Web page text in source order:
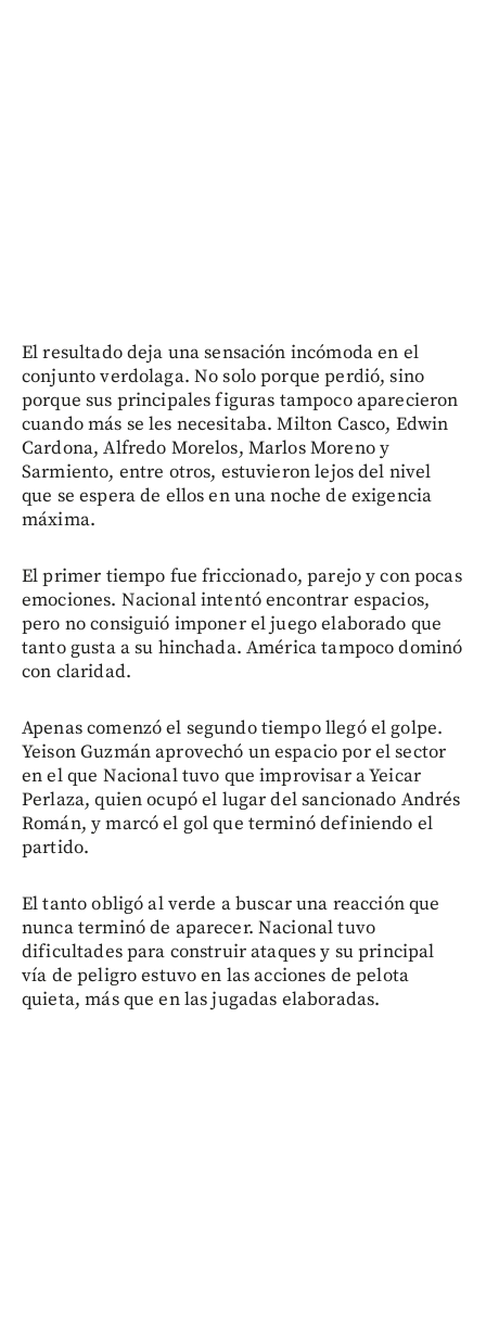
El resultado deja una sensación incómoda en el
conjunto verdolaga. No solo porque perdió, sino
porque sus principales figuras tampoco aparecieron
cuando más se les necesitaba. Milton Casco, Edwin
Cardona, Alfredo Morelos, Marlos Moreno y
Sarmiento, entre otros, estuvieron lejos del nivel
que se espera de ellos en una noche de exigencia
máxima.
El primer tiempo fue friccionado, parejo y con pocas
emociones. Nacional intentó encontrar espacios,
pero no consiguió imponer el juego elaborado que
tanto gusta a su hinchada. América tampoco dominó
con claridad.
Apenas comenzó el segundo tiempo llegó el golpe.
Yeison Guzmán aprovechó un espacio por el sector
en el que Nacional tuvo que improvisar a Yeicar
Perlaza, quien ocupó el lugar del sancionado Andrés
Román, y marcó el gol que terminó definiendo el
partido.
El tanto obligó al verde a buscar una reacción que
nunca terminó de aparecer. Nacional tuvo
dificultades para construir ataques y su principal
vía de peligro estuvo en las acciones de pelota
quieta, más que en las jugadas elaboradas.